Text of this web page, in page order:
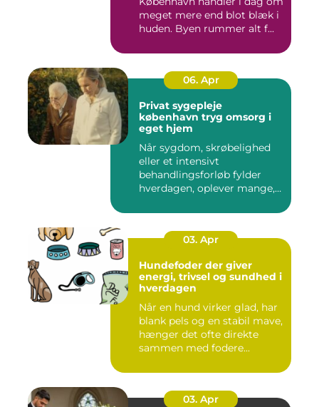
meget mere end blot blæk i
huden. Byen rummer alt f...
06. Apr
Privat sygepleje
københavn tryg omsorg i
eget hjem
Når sygdom, skrøbelighed
eller et intensivt
behandlingsforløb fylder
hverdagen, oplever mange,
03. Apr
Hundefoder der giver
energi, trivsel og sundhed i
hverdagen
Når en hund virker glad, har
blank pels og en stabil mave,
hænger det ofte direkte
sammen med fodere...
03. Apr